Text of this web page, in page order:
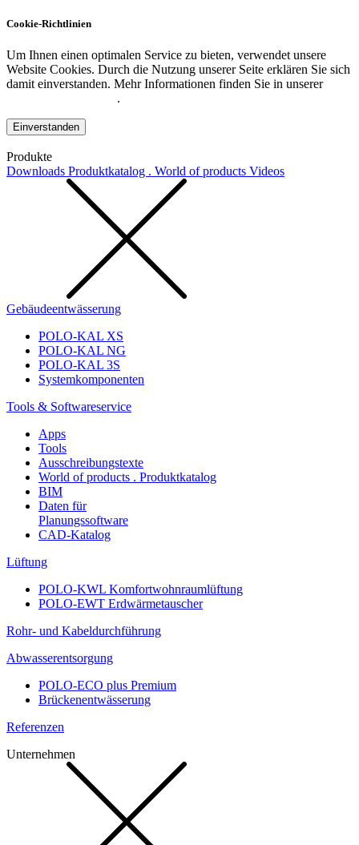
Cookie-Richtlinien
Um Ihnen einen optimalen Service zu bieten, verwendet unsere
Website Cookies. Durch die Nutzung unserer Seite erklären Sie sich
damit einverstanden. Mehr Informationen finden Sie in unserer
.
Einverstanden
Produkte
Downloads Produktkatalog . World of products Videos
Gebäudeentwässerung
POLO-KAL XS
POLO-KAL NG
POLO-KAL 3S
Systemkomponenten
Tools & Softwareservice
Apps
Tools
Ausschreibungstexte
World of products . Produktkatalog
BIM
Daten für
Planungssoftware
CAD-Katalog
Lüftung
POLO-KWL Komfortwohnraumlüftung
POLO-EWT Erdwärmetauscher
Rohr- und Kabeldurchführung
Abwasserentsorgung
POLO-ECO plus Premium
Brückenentwässerung
Referenzen
Unternehmen